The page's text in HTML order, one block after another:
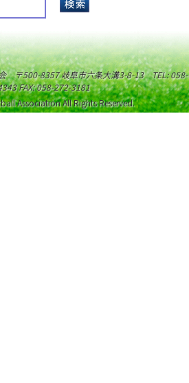
〒500-8357 岐阜市六条大溝3-8-13 TEL: 058-
FAX: 058-272-3181
Association All Rights Reserved.